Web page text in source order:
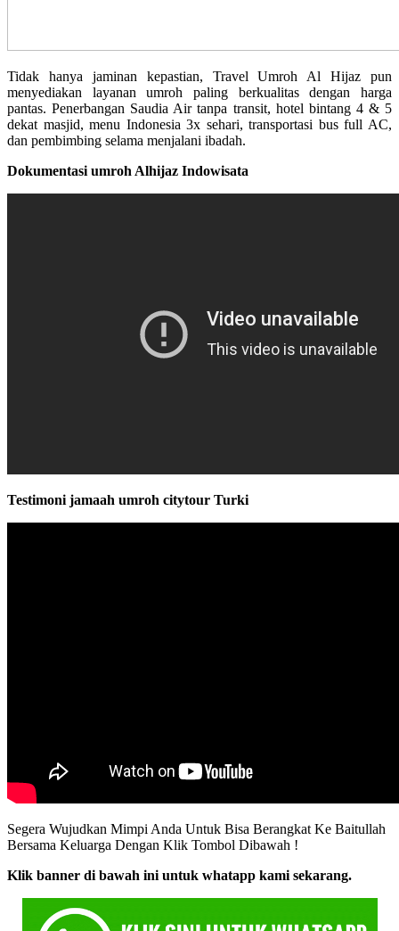
Tidak hanya jaminan kepastian, Travel Umroh Al Hijaz pun
menyediakan layanan umroh paling berkualitas dengan harga
pantas. Penerbangan Saudia Air tanpa transit, hotel bintang 4 & 5
dekat masjid, menu Indonesia 3x sehari, transportasi bus full AC,
dan pembimbing selama menjalani ibadah.
Dokumentasi umroh Alhijaz Indowisata
Testimoni jamaah umroh citytour Turki
Segera Wujudkan Mimpi Anda Untuk Bisa Berangkat Ke Baitullah
Bersama Keluarga Dengan Klik Tombol Dibawah !
Klik banner di bawah ini untuk whatapp kami sekarang.